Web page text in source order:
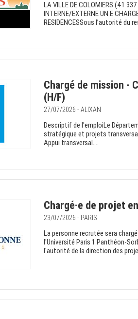
LA VILLE DE COLOMIERS (41
INTERNE/EXTERNE UN.E
RESIDENCESSous l’autorité du
Chargé de mission -
(H/F)
27/07/2026 - ALIXAN
Descriptif de l'emploiLe
stratégique et projets
Appui transversal....
Chargé·e de projet
23/07/2026 - PARIS
La personne recrutée sera
l'Université Paris 1 Panthéon-
l'autorité de la direction des